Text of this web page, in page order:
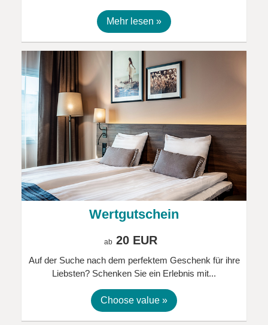
Wertgutschein
ab20 EUR
Auf der Suche nach dem perfektem Geschenk für ihre
Liebsten? Schenken Sie ein Erlebnis mit...